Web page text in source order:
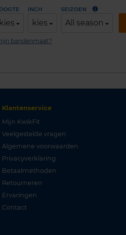
kies
INCH
kies
SEIZOEN
All season
bandenmaat?
Klantenservice
Mijn KwikFit
Veelgestelde vragen
Algemene voorwaarden
Privacyverklaring
Betaalmethoden
Retourneren
Ervaringen
Contact